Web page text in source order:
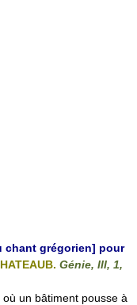
chant grégorien] pour
Génie, III, 1,
un bâtiment pousse à